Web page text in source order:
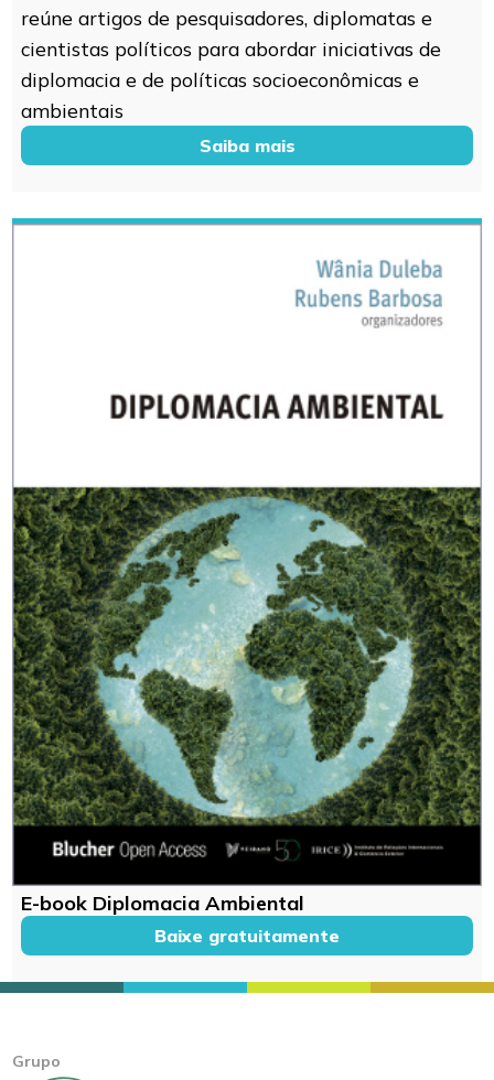
reúne artigos de pesquisadores, diplomatas e
cientistas políticos para abordar iniciativas de
diplomacia e de políticas socioeconômicas e
ambientais
Saiba mais
E-book Diplomacia Ambiental
Baixe gratuitamente
Grupo